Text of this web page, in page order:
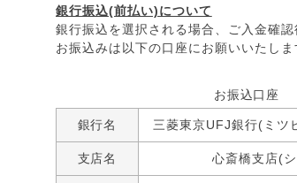
銀行振込(前払い)について
銀行振込を選択される場合、ご入金確
お振込みは以下の口座にお願いいたし
お振込口座
銀行名 三菱東京UFJ銀行(ミツ
支店名 心斎橋支店(